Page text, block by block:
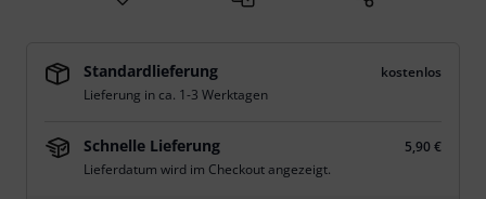
Standardlieferung
kostenlos
Lieferung in ca. 1-3 Werktagen
Schnelle Lieferung
5,90 €
Lieferdatum wird im Checkout angezeigt.